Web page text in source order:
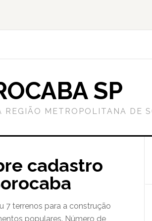
SP
REGIÃO METROPOLITANA DE
cadastro
7 terrenos para a construção
populares. Número de